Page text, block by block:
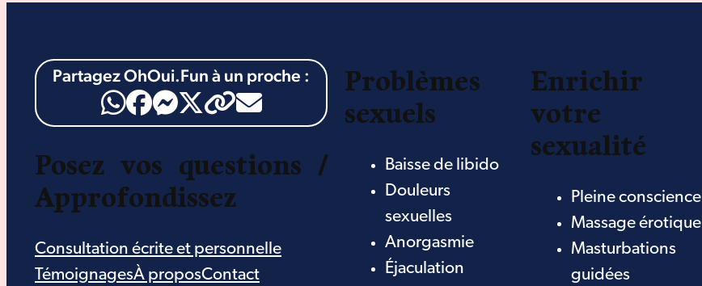
Partagez OhOui.Fun à un proche :
Posez vos questions /
Approfondissez
Consultation écrite et personnelle
TémoignagesÀ proposContact
Problèmes
sexuels
Baisse de libido
Douleurs
sexuelles
Anorgasmie
Éjaculation
Enrichir
votre
sexualité
Pleine conscience
Massage érotique
Masturbations
guidées